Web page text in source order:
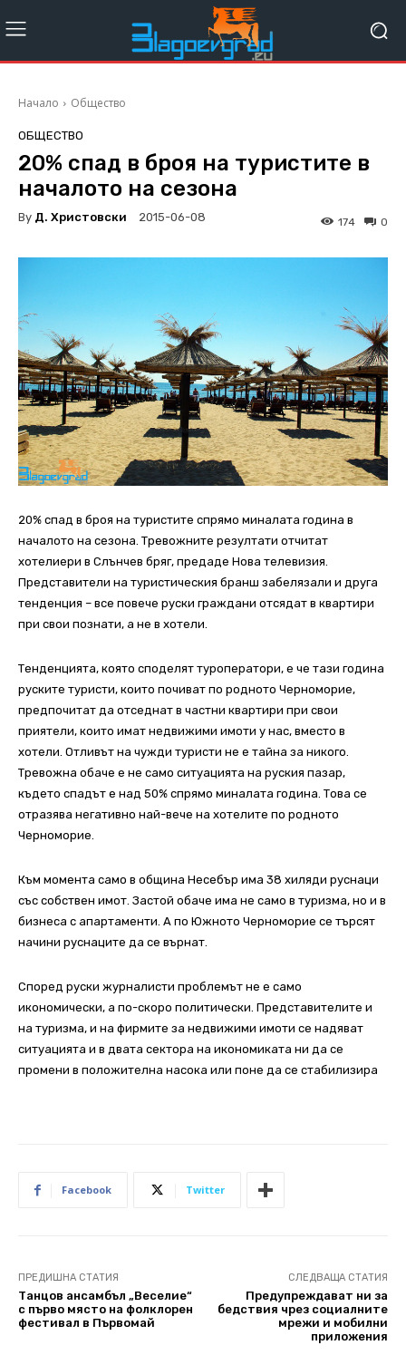
Начало Общество
ОБЩЕСТВО
20% спад в броя на туристите в
началото на сезона
By Д. Христовски 2015-06-08 0
174
20% спад в броя на туристите спрямо миналата година в
началото на сезона. Тревожните резултати отчитат
хотелиери в Слънчев бряг, предаде Нова телевизия.
Представители на туристическия бранш забелязали и друга
тенденция – все повече руски граждани отсядат в квартири
при свои познати, а не в хотели.
Тенденцията, която споделят туроператори, е че тази година
руските туристи, които почиват по родното Черноморие,
предпочитат да отседнат в частни квартири при свои
приятели, които имат недвижими имоти у нас, вместо в
хотели. Отливът на чужди туристи не е тайна за никого.
Тревожна обаче е не само ситуацията на руския пазар,
където спадът е над 50% спрямо миналата година. Това се
отразява негативно най-вече на хотелите по родното
Черноморие.
Към момента само в община Несебър има 38 хиляди руснаци
със собствен имот. Застой обаче има не само в туризма, но и в
бизнеса с апартаменти. А по Южното Черноморие се търсят
начини руснаците да се върнат.
Според руски журналисти проблемът не е само
икономически, а по-скоро политически. Представителите и
на туризма, и на фирмите за недвижими имоти се надяват
ситуацията и в двата сектора на икономиката ни да се
промени в положителна насока или поне да се стабилизира
Facebook Twitter
ПРЕДИШНА СТАТИЯ
Танцов ансамбъл „Веселие“
с първо място на фолклорен
фестивал в Първомай
СЛЕДВАЩА СТАТИЯ
Предупреждават ни за
бедствия чрез социалните
мрежи и мобилни
приложения